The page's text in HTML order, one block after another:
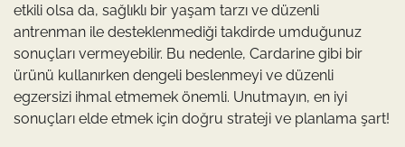
etkili olsa da, sağlıklı bir yaşam tarzı ve düzenli
antrenman ile desteklenmediği takdirde umduğunuz
sonuçları vermeyebilir. Bu nedenle, Cardarine gibi bir
ürünü kullanırken dengeli beslenmeyi ve düzenli
egzersizi ihmal etmemek önemli. Unutmayın, en iyi
sonuçları elde etmek için doğru strateji ve planlama şart!